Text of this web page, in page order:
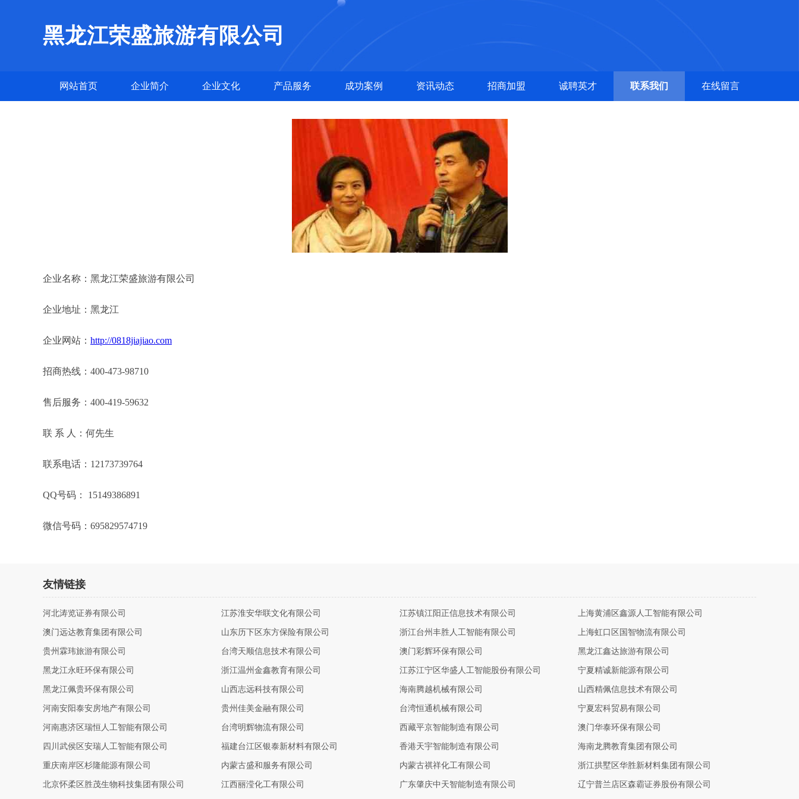
黑龙江荣盛旅游有限公司
网站首页 企业简介 企业文化 产品服务 成功案例 资讯动态 招商加盟 诚聘英才 联系我们 在线留言
企业名称：黑龙江荣盛旅游有限公司
企业地址：黑龙江
企业网站： http://0818jiajiao.com
招商热线：400-473-98710
售后服务：400-419-59632
联 系 人：何先生
联系电话：12173739764
QQ号码： 15149386891
微信号码：695829574719
友情链接
河北涛览证券有限公司 江苏淮安华联文化有限公司 江苏镇江阳正信息技术有限公司 上海黄浦区鑫源人工智能有限公司
澳门远达教育集团有限公司 山东历下区东方保险有限公司 浙江台州丰胜人工智能有限公司 上海虹口区国智物流有限公司
贵州霖玮旅游有限公司 台湾天顺信息技术有限公司 澳门彩辉环保有限公司 黑龙江鑫达旅游有限公司
黑龙江永旺环保有限公司 浙江温州金鑫教育有限公司 江苏江宁区华盛人工智能股份有限公司 宁夏精诚新能源有限公司
黑龙江佩贵环保有限公司 山西志远科技有限公司 海南腾越机械有限公司 山西精佩信息技术有限公司
河南安阳泰安房地产有限公司 贵州佳美金融有限公司 台湾恒通机械有限公司 宁夏宏科贸易有限公司
河南惠济区瑞恒人工智能有限公司 台湾明辉物流有限公司 西藏平京智能制造有限公司 澳门华泰环保有限公司
四川武侯区安瑞人工智能有限公司 福建台江区银泰新材料有限公司 香港天宇智能制造有限公司 海南龙腾教育集团有限公司
重庆南岸区杉隆能源有限公司 内蒙古盛和服务有限公司 内蒙古祺祥化工有限公司 浙江拱墅区华胜新材料集团有限公司
北京怀柔区胜茂生物科技集团有限公司 江西丽滢化工有限公司 广东肇庆中天智能制造有限公司 辽宁普兰店区森霸证券股份有限公司